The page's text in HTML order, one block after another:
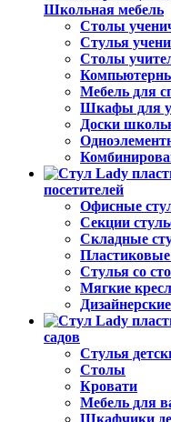
Школьная мебель
Столы
Стулья
Столы
Мебель для
Шкафы для
Доски
посетителей
Офисные
Секции
Складные
Пластиковые
Стулья со
Мягкие
садов
Стулья
Столы
Кровати
Мебель для
Шкафчики